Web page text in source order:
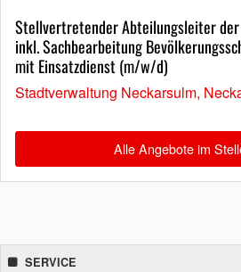
Stellvertretender Abteilungsleiter
inkl. Sachbearbeitung
mit Einsatzdienst (m/w/d)
Stadtverwaltung Neckarsulm,
Alle Angebote im
SERVICE